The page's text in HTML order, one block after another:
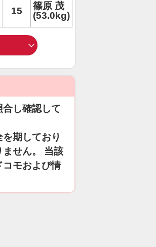
15
篠原 茂
(53.0kg)
し確認して
期しており
ません。 当該
モおよび情